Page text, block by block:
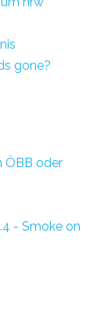
gone?
ÖBB oder
- Smoke on